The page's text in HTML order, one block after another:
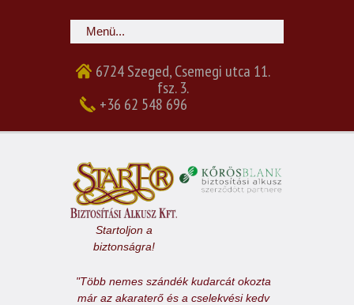
6724 Szeged, Csemegi utca 11.
fsz. 3.
+36 62 548 696
Startoljon a
biztonságra!
"Több nemes szándék kudarcát okozta
már az akaraterő és a cselekvési kedv